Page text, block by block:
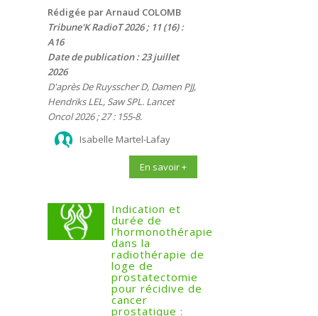
Rédigée par Arnaud COLOMB
Tribune'K RadioT 2026 ; 11 (16) :
A16
Date de publication : 23 juillet
2026
D'après De Ruysscher D, Damen PJJ,
Hendriks LEL, Saw SPL. Lancet
Oncol 2026 ; 27 : 155-8.
Isabelle Martel-Lafay
En savoir +
Indication et
durée de
l’hormonothérapie
dans la
radiothérapie de
loge de
prostatectomie
pour récidive de
cancer
prostatique :